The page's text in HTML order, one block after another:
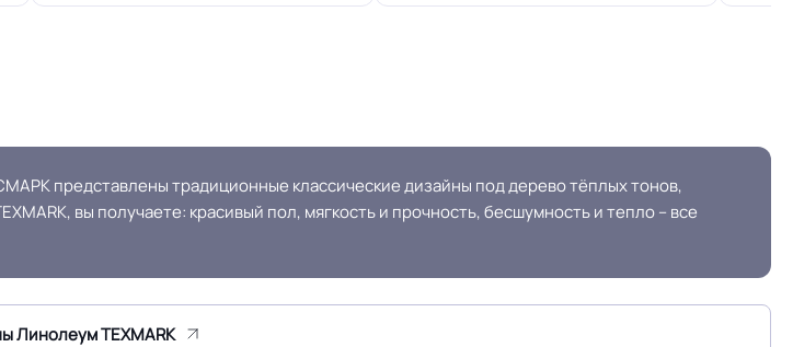
Соответствует ГОСТ, ТУ, ISO
ГОСТ12.1.044/п.4.18/, ГОСТ12.1.044/п.4.20/км5
представлены традиционные классические дизайны под дерево тёплых тонов,
вы получаете: красивый пол, мягкость и прочность, бесшумность и тепло – все
Линолеум TEXMARK